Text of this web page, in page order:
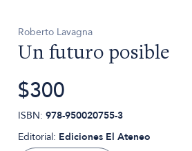
Roberto Lavagna
Un futuro posible
$300
ISBN: 978-950020755-3
Editorial: Ediciones El Ateneo